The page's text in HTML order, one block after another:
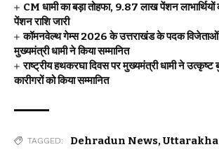
CM धामी का बड़ा तोहफा, 9.87 लाख पेंशन
पेंशन राशि जारी
कॉमनवेल्थ गेम्स 2026 के उत्तराखंड के पदक विजेताओं
मुख्यमंत्री धामी ने किया सम्मानित
राष्ट्रीय हथकरघा दिवस पर मुख्यमंत्री धामी ने
कारीगरों को किया सम्मानित
TAGGED: Dehradun News,